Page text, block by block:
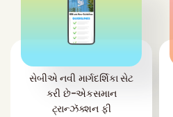
સેબીએ નવી માર્ગદર્શિકા સેટ
કરી છે-એકસમાન
ટ્રાન્ઝૅક્શન ફી